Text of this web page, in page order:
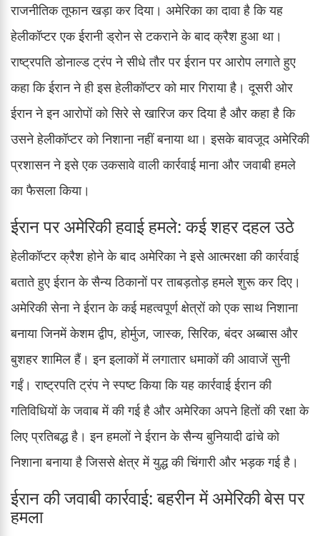
राजनीतिक तूफान खड़ा कर दिया। अमेरिका का दावा है कि यह
हेलीकॉप्टर एक ईरानी ड्रोन से टकराने के बाद क्रैश हुआ था।
राष्ट्रपति डोनाल्ड ट्रंप ने सीधे तौर पर ईरान पर आरोप लगाते हुए
कहा कि ईरान ने ही इस हेलीकॉप्टर को मार गिराया है। दूसरी ओर
ईरान ने इन आरोपों को सिरे से खारिज कर दिया है और कहा है कि
उसने हेलीकॉप्टर को निशाना नहीं बनाया था। इसके बावजूद अमेरिकी
प्रशासन ने इसे एक उकसावे वाली कार्रवाई माना और जवाबी हमले
का फैसला किया।
ईरान पर अमेरिकी हवाई हमले: कई शहर दहल उठे
हेलीकॉप्टर क्रैश होने के बाद अमेरिका ने इसे आत्मरक्षा की कार्रवाई
बताते हुए ईरान के सैन्य ठिकानों पर ताबड़तोड़ हमले शुरू कर दिए।
अमेरिकी सेना ने ईरान के कई महत्वपूर्ण क्षेत्रों को एक साथ निशाना
बनाया जिनमें केशम द्वीप, होर्मुज, जास्क, सिरिक, बंदर अब्बास और
बुशहर शामिल हैं। इन इलाकों में लगातार धमाकों की आवाजें सुनी
गईं। राष्ट्रपति ट्रंप ने स्पष्ट किया कि यह कार्रवाई ईरान की
गतिविधियों के जवाब में की गई है और अमेरिका अपने हितों की रक्षा के
लिए प्रतिबद्ध है। इन हमलों ने ईरान के सैन्य बुनियादी ढांचे को
निशाना बनाया है जिससे क्षेत्र में युद्ध की चिंगारी और भड़क गई है।
ईरान की जवाबी कार्रवाई: बहरीन में अमेरिकी बेस पर
हमला